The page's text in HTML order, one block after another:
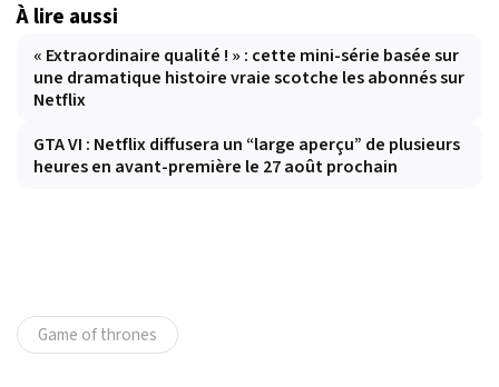
À lire aussi
« Extraordinaire qualité ! » : cette mini-série basée sur
une dramatique histoire vraie scotche les abonnés sur
Netflix
GTA VI : Netflix diffusera un “large aperçu” de plusieurs
heures en avant-première le 27 août prochain
Game of thrones